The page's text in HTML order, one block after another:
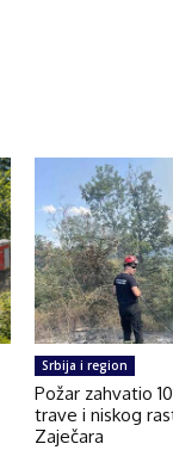
Srbija i region
Požar zahvatio
trave i niskog
Zaječara